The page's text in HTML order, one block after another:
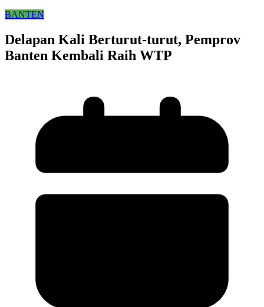
BANTEN
Delapan Kali Berturut-turut, Pemprov
Banten Kembali Raih WTP